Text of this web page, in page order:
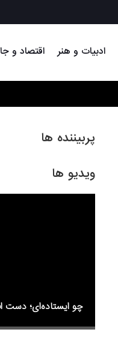
ادبیات و هنر اقتصاد و
پربیننده ها
ویدیو ها
چو ایستاده‌ای؛ دست